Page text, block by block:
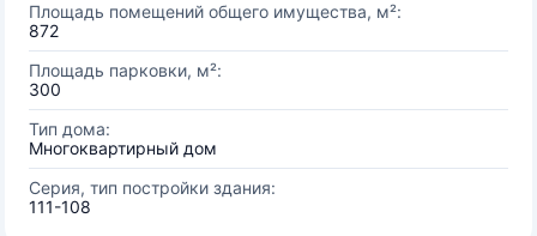
Площадь помещений общего имущества, м²:
872
Площадь парковки, м²:
300
Тип дома:
Многоквартирный дом
Серия, тип постройки здания:
111-108